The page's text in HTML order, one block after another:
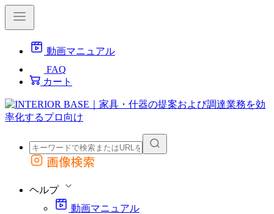
動画マニュアル
FAQ
カート
外部サイトの商品をカートに追加
画像検索
ヘルプ
動画マニュアル